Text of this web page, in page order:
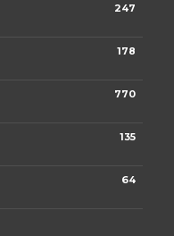
247
178
770
135
64